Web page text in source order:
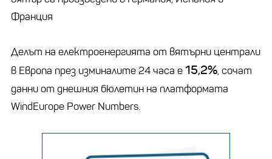
Франция
Делът на електроенергията от вятърни централи
в Европа през изминалите 24 часа е15,2%, сочат
данни от днешния бюлетин на платформата
WindEurope Power Numbers.